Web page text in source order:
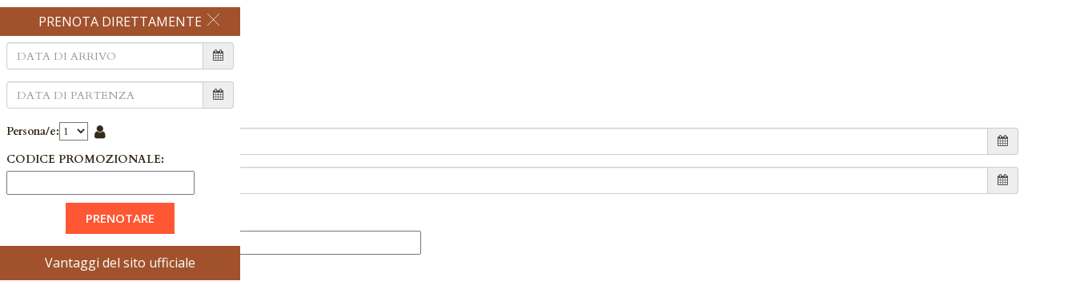
25 Genresa it
Prenota Direttamente
Persona/e:
CODICE PROMOZIONALE:
PRENOTA DIRETTAMENTE
Persona/e:
CODICE PROMOZIONALE:
Vantaggi del sito ufficiale